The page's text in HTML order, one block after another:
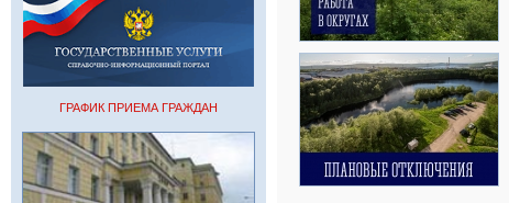
ГРАФИК ПРИЕМА ГРАЖДАН